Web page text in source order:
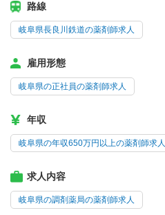
路線
岐阜県長良川鉄道の薬剤師求人
雇用形態
岐阜県の正社員の薬剤師求人
年収
岐阜県の年収650万円以上の薬剤師求人
求人内容
岐阜県の調剤薬局の薬剤師求人